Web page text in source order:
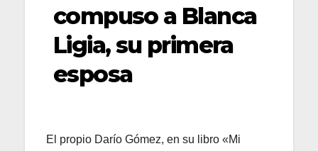
compuso a Blanca
Ligia, su primera
esposa
El propio Darío Gómez, en su libro «Mi